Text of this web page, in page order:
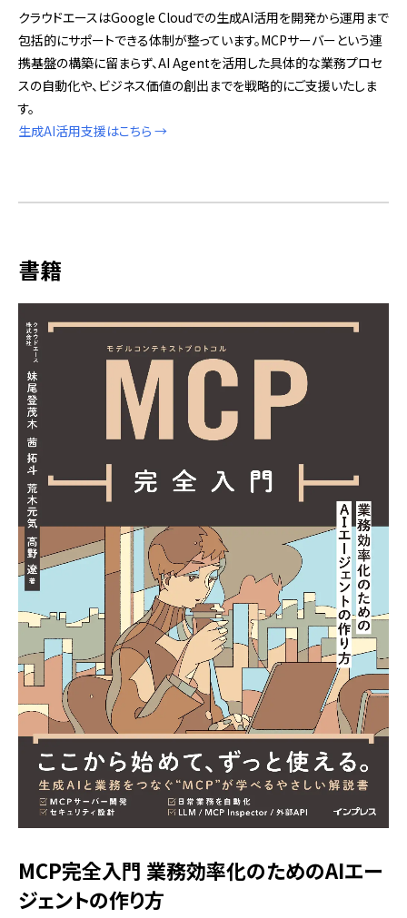
クラウドエースはGoogle Cloudでの生成AI活用を開発から運用まで
包括的にサポートできる体制が整っています。MCPサーバーという連
携基盤の構築に留まらず、AI Agentを活用した具体的な業務プロセ
スの自動化や、ビジネス価値の創出までを戦略的にご支援いたしま
す。
生成AI活用支援はこちら →
書籍
MCP完全入門 業務効率化のためのAIエー
ジェントの作り方